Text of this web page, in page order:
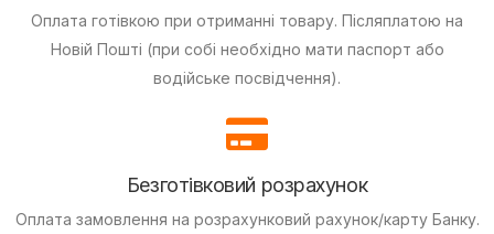
Оплата готівкою при отриманні товару. Післяплатою на
Новій Пошті (при собі необхідно мати паспорт або
водійське посвідчення).
Безготівковий розрахунок
Оплата замовлення на розрахунковий рахунок/карту Банку.